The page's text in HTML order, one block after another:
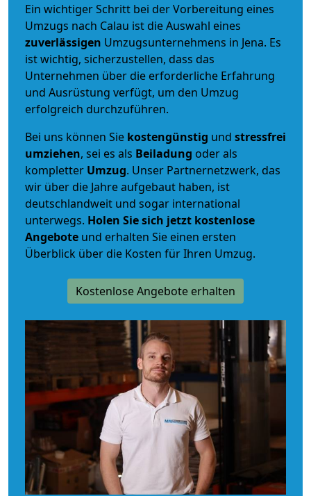
Ein wichtiger Schritt bei der Vorbereitung eines
Umzugs nach Calau ist die Auswahl eines
zuverlässigen Umzugsunternehmens in Jena. Es
ist wichtig, sicherzustellen, dass das
Unternehmen über die erforderliche Erfahrung
und Ausrüstung verfügt, um den Umzug
erfolgreich durchzuführen.
Bei uns können Sie kostengünstig und stressfrei
umziehen, sei es als Beiladung oder als
kompletter Umzug. Unser Partnernetzwerk, das
wir über die Jahre aufgebaut haben, ist
deutschlandweit und sogar international
unterwegs. Holen Sie sich jetzt kostenlose
Angebote und erhalten Sie einen ersten
Überblick über die Kosten für Ihren Umzug.
Kostenlose Angebote erhalten